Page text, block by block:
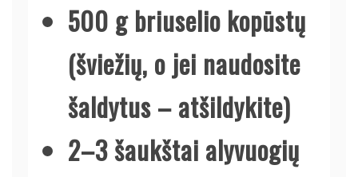
500 g briuselio kopūstų
(šviežių, o jei naudosite
šaldytus – atšildykite)
2–3 šaukštai alyvuogių